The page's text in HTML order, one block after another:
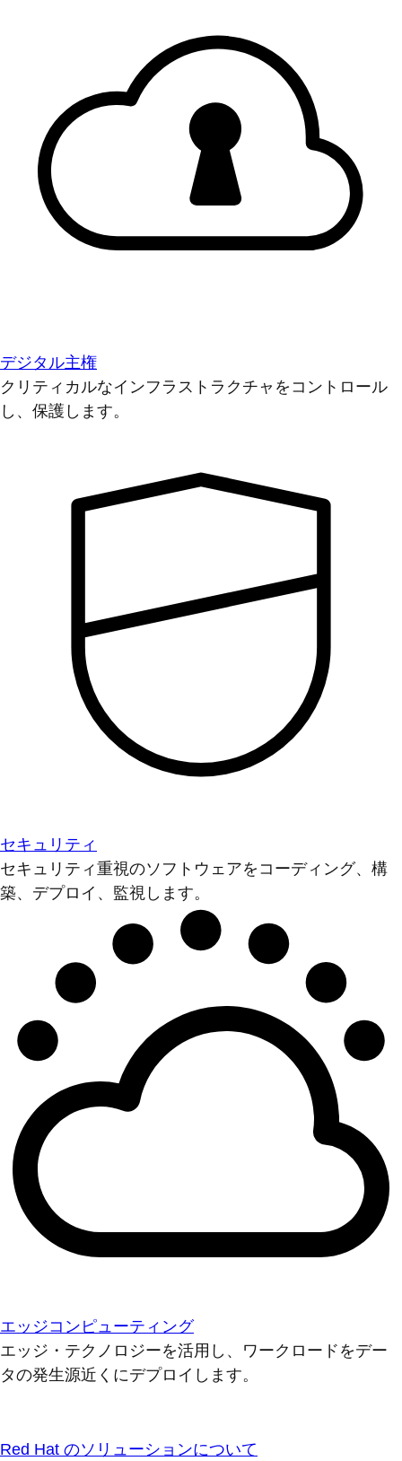
デジタル主権
クリティカルなインフラストラクチャをコントロール
し、保護します。
セキュリティ
セキュリティ重視のソフトウェアをコーディング、構
築、デプロイ、監視します。
エッジコンピューティング
エッジ・テクノロジーを活用し、ワークロードをデー
タの発生源近くにデプロイします。
Red Hat のソリューションについて